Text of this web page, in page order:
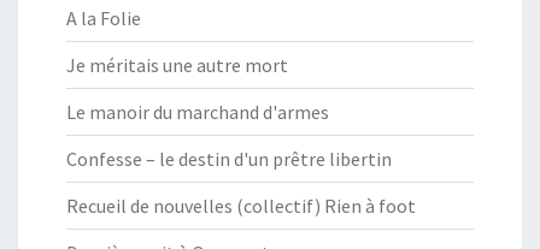
A la Folie
Je méritais une autre mort
Le manoir du marchand d'armes
Confesse – le destin d'un prêtre libertin
Recueil de nouvelles (collectif) Rien à foot